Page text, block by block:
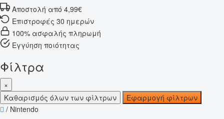
Αποστολή από 4,99€
Επιστροφές 30 ημερών
100% ασφαλής πληρωμή
Εγγύηση ποιότητας
Φίλτρα
×
Καθαρισμός όλων των φίλτρων
Εφαρμογή φίλτρων
/ Nintendo